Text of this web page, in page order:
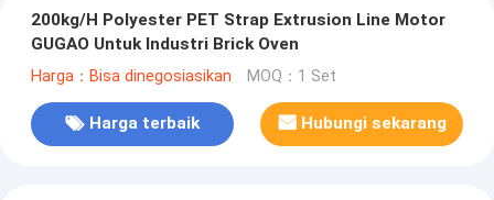
200kg/H Polyester PET Strap Extrusion Line Motor
GUGAO Untuk Industri Brick Oven
Harga：Bisa dinegosiasikan MOQ：1 Set
Harga terbaik Hubungi sekarang